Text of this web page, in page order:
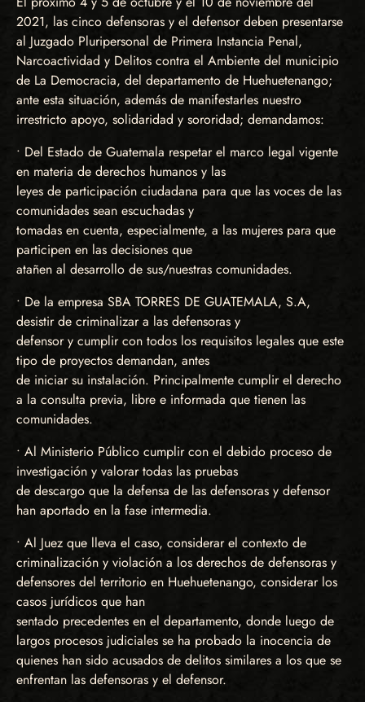
2021, las cinco defensoras y el defensor deben presentarse
al Juzgado Pluripersonal de Primera Instancia Penal,
Narcoactividad y Delitos contra el Ambiente del municipio
de La Democracia, del departamento de Huehuetenango;
ante esta situación, además de manifestarles nuestro
irrestricto apoyo, solidaridad y sororidad; demandamos:
• Del Estado de Guatemala respetar el marco legal vigente
en materia de derechos humanos y las
leyes de participación ciudadana para que las voces de las
comunidades sean escuchadas y
tomadas en cuenta, especialmente, a las mujeres para que
participen en las decisiones que
atañen al desarrollo de sus/nuestras comunidades.
• De la empresa SBA TORRES DE GUATEMALA, S.A,
desistir de criminalizar a las defensoras y
defensor y cumplir con todos los requisitos legales que este
tipo de proyectos demandan, antes
de iniciar su instalación. Principalmente cumplir el derecho
a la consulta previa, libre e informada que tienen las
comunidades.
• Al Ministerio Público cumplir con el debido proceso de
investigación y valorar todas las pruebas
de descargo que la defensa de las defensoras y defensor
han aportado en la fase intermedia.
• Al Juez que lleva el caso, considerar el contexto de
criminalización y violación a los derechos de defensoras y
defensores del territorio en Huehuetenango, considerar los
casos jurídicos que han
sentado precedentes en el departamento, donde luego de
largos procesos judiciales se ha probado la inocencia de
quienes han sido acusados de delitos similares a los que se
enfrentan las defensoras y el defensor.